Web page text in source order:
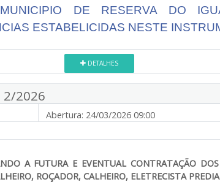
DE RESERVA DO
ESTABELICIDAS NESTE
DETALHES
2026
Abertura: 24/03/2026 09:00
A FUTURA E EVENTUAL CONTRATAÇÃO
ROÇADOR, CALHEIRO, ELETRECISTA